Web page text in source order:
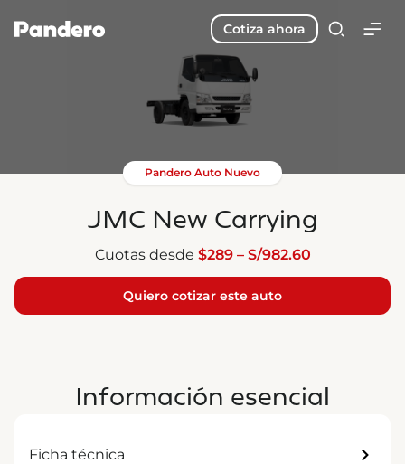
Cotiza ahora
Pandero Auto Nuevo
JMC New Carrying
Cuotas desde $289 – S/982.60
Quiero cotizar este auto
Información esencial
Ficha técnica